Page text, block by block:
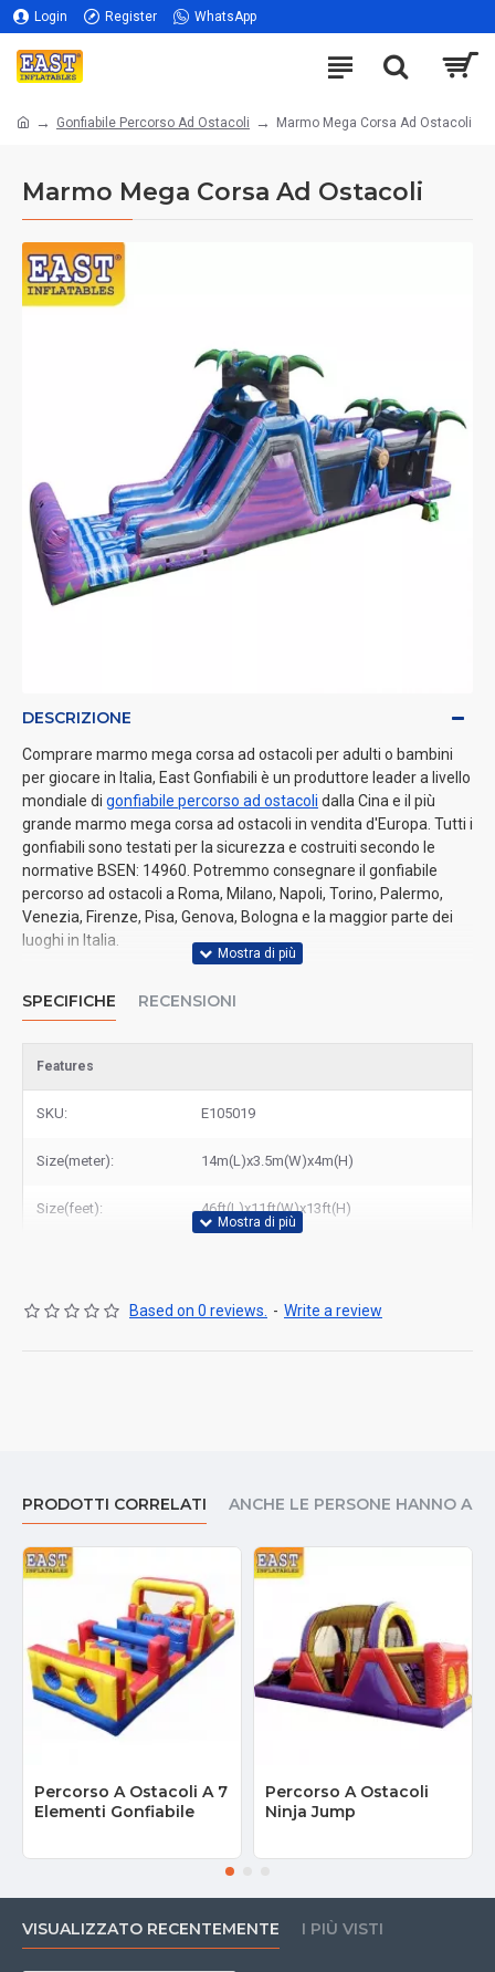
Login Register WhatsApp
Gonfiabile Percorso Ad Ostacoli Marmo Mega Corsa Ad Ostacoli
Marmo Mega Corsa Ad Ostacoli
DESCRIZIONE
Comprare marmo mega corsa ad ostacoli per adulti o bambini
per giocare in Italia, East Gonfiabili è un produttore leader a livello
mondiale di gonfiabile percorso ad ostacoli dalla Cina e il più
grande marmo mega corsa ad ostacoli in vendita d'Europa. Tutti i
gonfiabili sono testati per la sicurezza e costruiti secondo le
normative BSEN: 14960. Potremmo consegnare il gonfiabile
percorso ad ostacoli a Roma, Milano, Napoli, Torino, Palermo,
Venezia, Firenze, Pisa, Genova, Bologna e la maggior parte dei
luoghi in Italia.
SPECIFICHE RECENSIONI
Features
SKU: E105019
Size(meter): 14m(L)x3.5m(W)x4m(H)
Size(feet): 46ft(L)x11ft(W)x13ft(H)
Based on 0 reviews. - Write a review
PRODOTTI CORRELATI ANCHE LE PERSONE HANNO
Percorso A Ostacoli A 7
Elementi Gonfiabile
Percorso A Ostacoli
Ninja Jump
VISUALIZZATO RECENTEMENTE I PIÙ VISTI